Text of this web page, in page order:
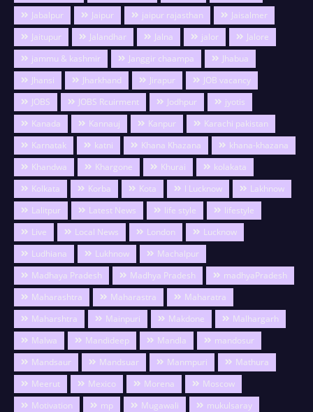
Jabalpur
Jaipur jaipur rajasthan
Jaisalmer
Jaitupur
Jalandhar Jalna jalor
Jalore
jammu & kashmir
Janggir chaampa
Jhabua
Jhansi
Jharkhand Jirapur
JOB vacancy
JOBS
JOBS Rcuirment Jodhpur
jyotis
Kanada
Kannauj Kanpur
Karachi pakistan
Karnatak
katni Khana Khazana
khana-khazana
Khandwa
Khargone Khurai
kolakata
Kolkata
Korba Kota l Lucknow
Lakhnow
Lalitpur
Latest News life style
lifestyle
Live
Local News London
Lucknow
Ludhiana
Lukhnow
Machalpur
Madhaya Pradesh
Madhya Pradesh
madhyaPradesh
Maharashtra
Maharastra
Maharatra
Maharshtra
Mainpuri Makdone
Malhargarh
Malwa
Mandideep Mandla
mandosur
Mandsaur
Mandsuar Manmpuri
Mathura
Meerut
Mexico Morena
Moscow
Motivation
mp Mugawali
mukulsaray